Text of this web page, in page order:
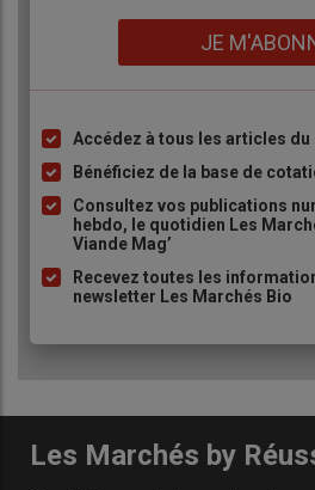
Aujourd’hui, le marché cible de
coopératives,
éleveurs laitiers,
couverture capables de garantir un
minimum sur des horizons de trois à
permettre aux éleveurs de se projeter
moderniser leurs exploitations
et de
investissements», explique Mikaël
«L’objectif est de
éleveurs de se
durée»
JE
Liste
à
puce
Accédez à tous les articles du
Bénéficiez de la base de
Consultez vos publications
hebdo, le quotidien Les
Viande Mag’
Recevez toutes les
newsletter Les Marchés Bio
Les Marchés by